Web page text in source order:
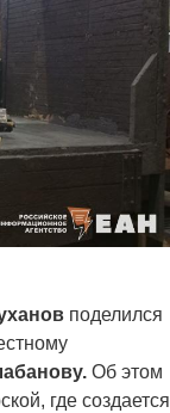
поделился
Об этом
где создается